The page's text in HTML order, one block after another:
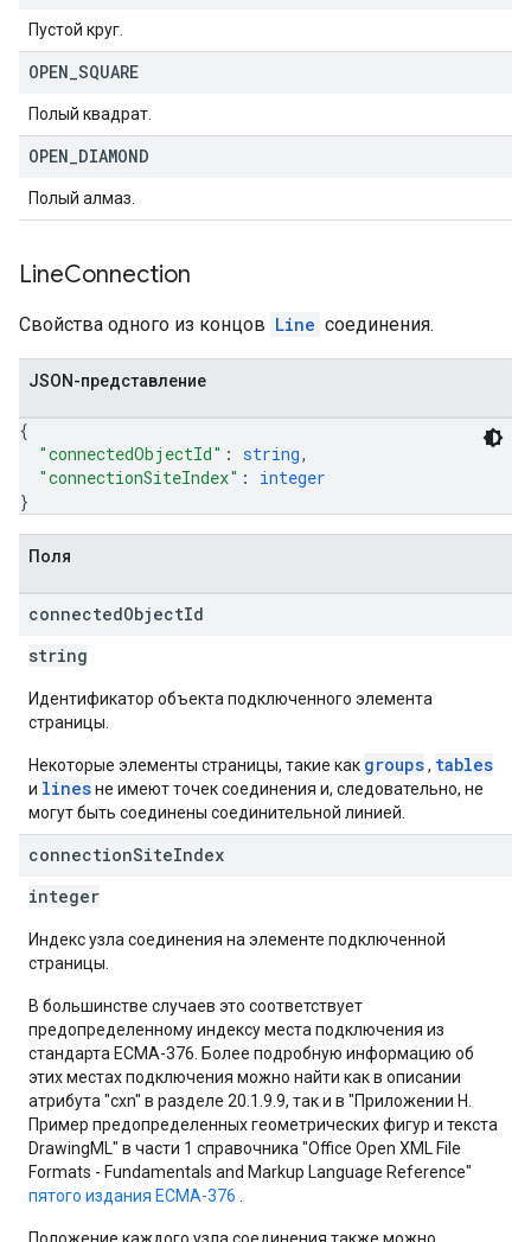
Пустой круг.
OPEN SQUARE
Полый квадрат.
OPEN DIAMOND
Полый алмаз.
LineConnection
Свойства одного из концов Line соединения.
JSON-представление
{
"connectedObjectId" : string,
"connectionSiteIndex" : integer
}
Поля
connectedObjectId
string
Идентификатор объекта подключенного элемента
страницы.
Некоторые элементы страницы, такие как groups, tables
и linesне имеют точек соединения и, следовательно, не
могут быть соединены соединительной линией.
connectionSiteIndex
integer
Индекс узла соединения на элементе подключенной
страницы.
В большинстве случаев это соответствует
предопределенному индексу места подключения из
стандарта ECMA-376. Более подробную информацию об
этих местах подключения можно найти как в описании
атрибута "cxn" в разделе 20.1.9.9, так и в "Приложении H.
Пример предопределенных геометрических фигур и текста
DrawingML" в части 1 справочника "Office Open XML File
Formats - Fundamentals and Markup Language Reference"
пятого издания ECMA-376